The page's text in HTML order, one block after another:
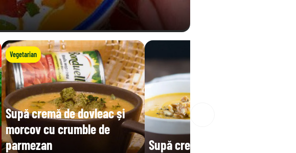
Vegetarian
Supă cremă de dovleac și
morcov cu crumble de
parmezan
Supă cremă de dovleac